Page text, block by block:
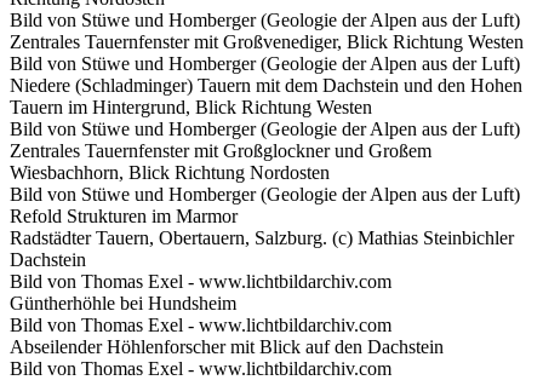
Bild von Stüwe und Homberger (Geologie der Alpen aus der Luft)
Zentrales Tauernfenster mit Großvenediger, Blick Richtung Westen
Bild von Stüwe und Homberger (Geologie der Alpen aus der Luft)
Niedere (Schladminger) Tauern mit dem Dachstein und den Hohen
Tauern im Hintergrund, Blick Richtung Westen
Bild von Stüwe und Homberger (Geologie der Alpen aus der Luft)
Zentrales Tauernfenster mit Großglockner und Großem
Wiesbachhorn, Blick Richtung Nordosten
Bild von Stüwe und Homberger (Geologie der Alpen aus der Luft)
Refold Strukturen im Marmor
Radstädter Tauern, Obertauern, Salzburg. (c) Mathias Steinbichler
Dachstein
Bild von Thomas Exel - www.lichtbildarchiv.com
Güntherhöhle bei Hundsheim
Bild von Thomas Exel - www.lichtbildarchiv.com
Abseilender Höhlenforscher mit Blick auf den Dachstein
Bild von Thomas Exel - www.lichtbildarchiv.com